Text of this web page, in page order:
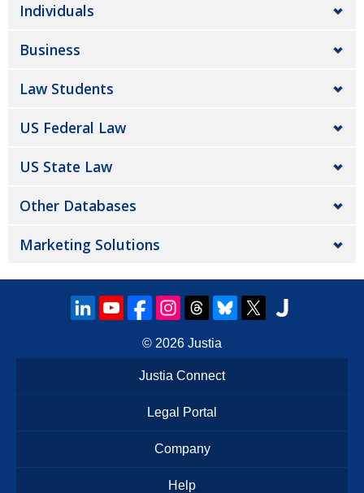
Individuals
Business
Law Students
US Federal Law
US State Law
Other Databases
Marketing Solutions
© 2026 Justia
Justia Connect
Legal Portal
Company
Help